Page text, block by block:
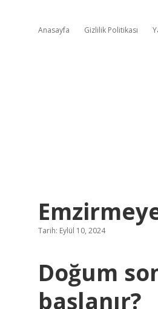
Anasayfa Gizlilik Politikası
Tarih: Eylül 10, 2024
Doğum
başlanır?